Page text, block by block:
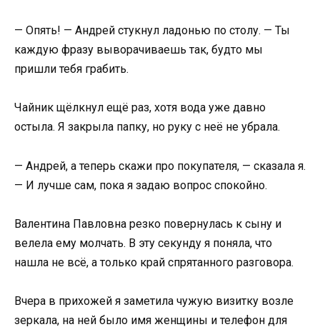
— Опять! — Андрей стукнул ладонью по столу. — Ты
каждую фразу выворачиваешь так, будто мы
пришли тебя грабить.
Чайник щёлкнул ещё раз, хотя вода уже давно
остыла. Я закрыла папку, но руку с неё не убрала.
— Андрей, а теперь скажи про покупателя, — сказала я.
— И лучше сам, пока я задаю вопрос спокойно.
Валентина Павловна резко повернулась к сыну и
велела ему молчать. В эту секунду я поняла, что
нашла не всё, а только край спрятанного разговора.
Вчера в прихожей я заметила чужую визитку возле
зеркала, на ней было имя женщины и телефон для